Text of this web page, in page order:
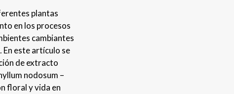
plantas
en los procesos
cambiantes
En este artículo se
de extracto
nodosum –
floral y vida en